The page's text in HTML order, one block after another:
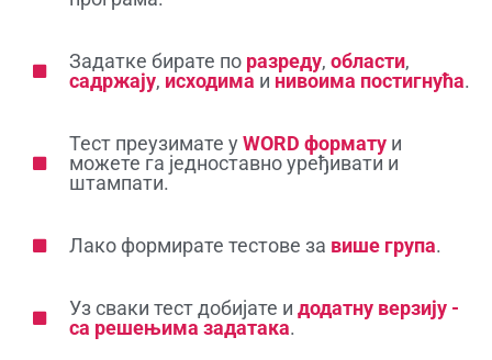
Задатке бирате по разреду, области,
садржају, исходима и нивоима постигнућа.
Тест преузимате у WORD форматуи
можете га једноставно уређивати и
штампати.
Лако формирате тестове за више група.
Уз сваки тест добијате и додатну верзију -
са решењима задатака.